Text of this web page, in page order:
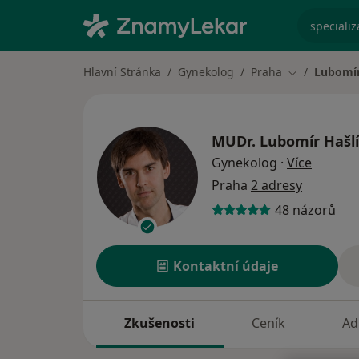
Hlavní Stránka Gynekolog Praha Změna města
MUDr. Lubomír
Gynekolog · Více
Praha 2 adresy
48 názorů
Kontaktní údaje
Zkušenosti Ceník